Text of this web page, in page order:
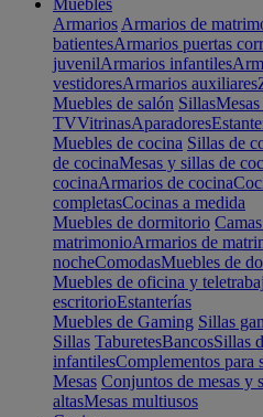
Muebles
Armarios Armarios de
batientesArmarios puertas
juvenilArmarios infantiles
vestidoresArmarios auxiliares
Muebles de salón Sillas
TVVitrinasAparadores
Muebles de cocina Sillas de
de cocinaMesas y sillas de
cocinaArmarios de cocina
completasCocinas a medida
Muebles de dormitorio
matrimonioArmarios de
nocheComodasMuebles de
Muebles de oficina y
escritorioEstanterías
Muebles de Gaming Sillas
Sillas TaburetesBancosSillas
infantilesComplementos para
Mesas Conjuntos de mesas y
altasMesas multiusos